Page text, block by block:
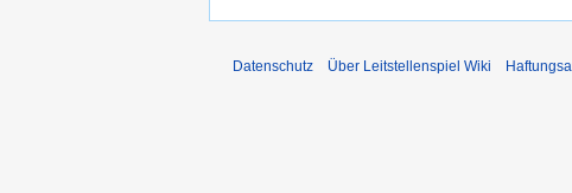
Datenschutz Über Leitstellenspiel Wiki